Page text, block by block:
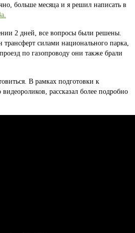
больше месяца и я решил написать в
2 дней, все вопросы были решены.
трансферт силами национального парка,
по газопроводу они также брали
В рамках подготовки к
рассказал более подробно